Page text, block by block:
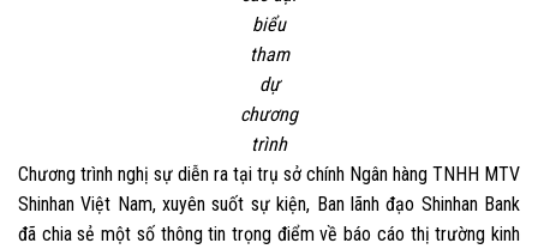
biểu
tham
dự
chương
trình
Chương trình nghị sự diễn ra tại trụ sở chính Ngân hàng TNHH MTV
Shinhan Việt Nam, xuyên suốt sự kiện, Ban lãnh đạo Shinhan Bank
đã chia sẻ một số thông tin trọng điểm về báo cáo thị trường kinh